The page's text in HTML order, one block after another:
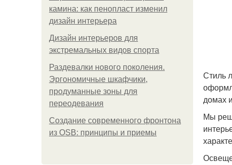
камина: как пенопласт изменил
дизайн интерьера
Дизайн интерьеров для
экстремальных видов спорта
Раздевалки нового поколения.
Эргономичные шкафчики,
продуманные зоны для
переодевания
Создание современного фронтона
из OSB: принципы и приемы
Стиль
домах
Мы